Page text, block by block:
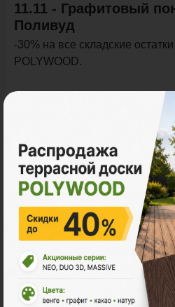
11.11 - Графитовый
Поливуд
-30% на все складские
POLYWOOD.
Все
Ознакомьтесь